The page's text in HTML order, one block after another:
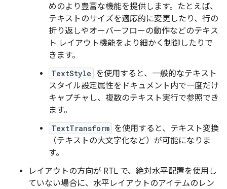
めのより豊富な機能を提供します。たとえば、
テキストのサイズを適応的に変更したり、行の
折り返しやオーバーフローの動作などのテキス
ト レイアウト機能をより細かく制御したりで
きます。
TextStyle を使用すると、一般的なテキスト
スタイル設定属性をドキュメント内で一度だけ
キャプチャし、複数のテキスト実行で参照でき
ます。
TextTransform を使用すると、テキスト変換
（テキストの大文字化など）が可能になりま
す。
レイアウトの方向が RTL で、絶対水平配置を使用し
ていない場合に、水平レイアウトのアイテムのレン